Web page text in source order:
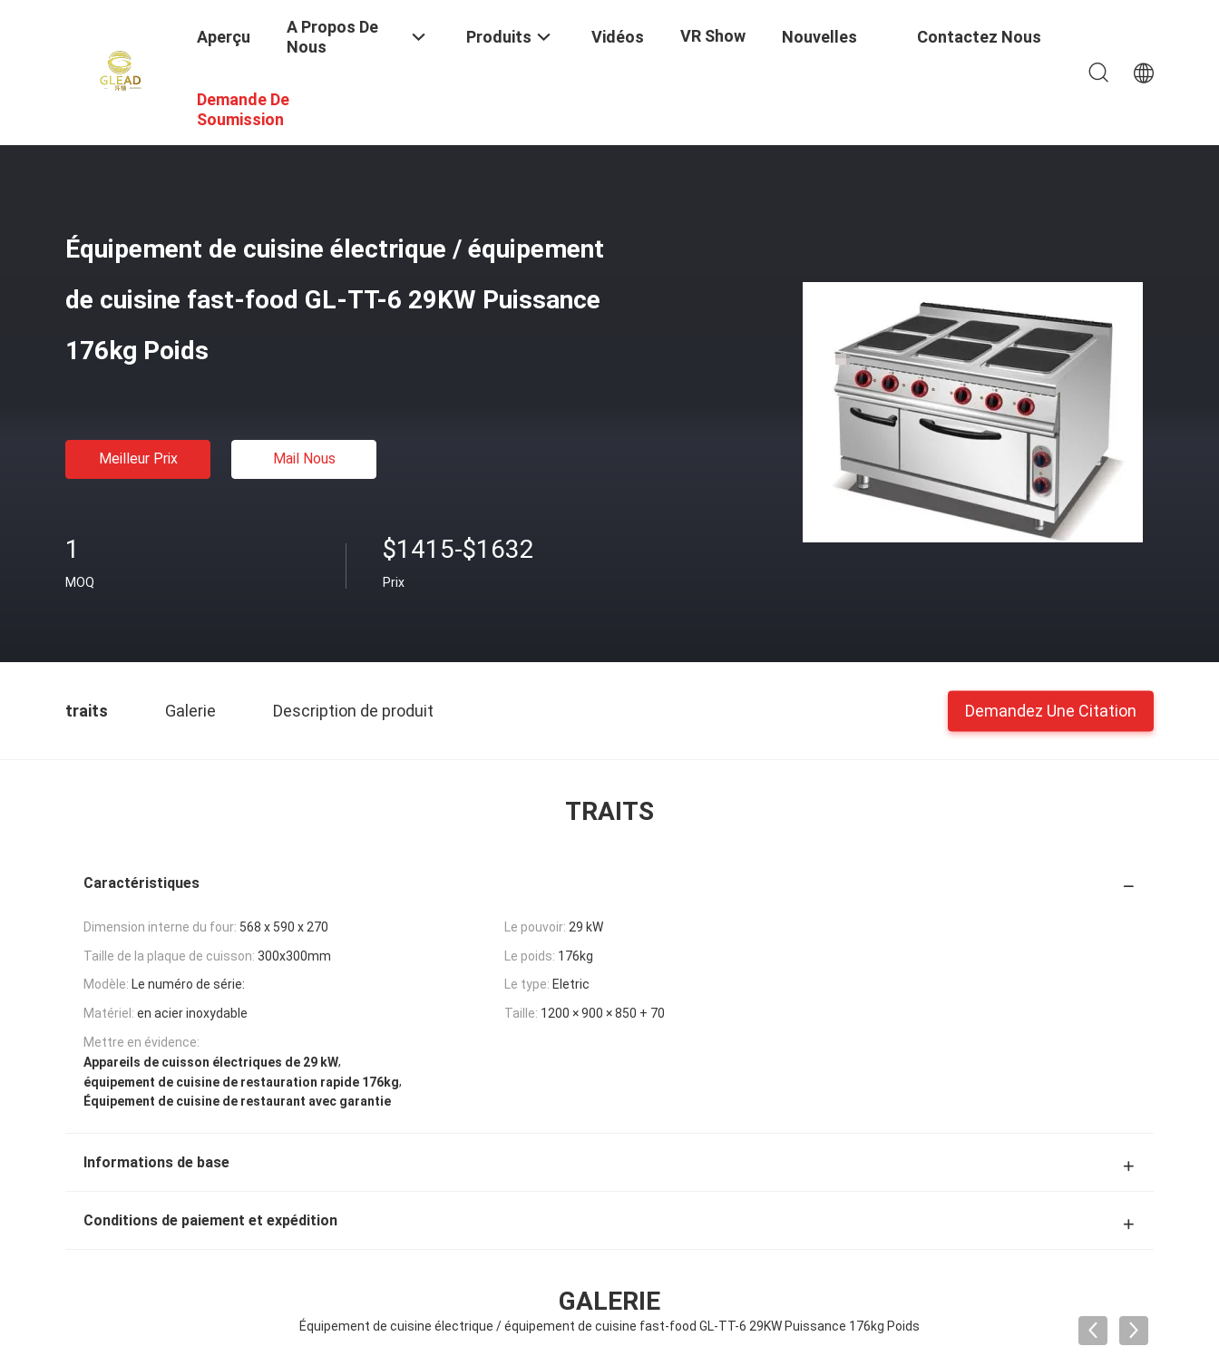
Aperçu
A Propos De
Nous
Produits Vidéos VR Show Nouvelles Contactez Nous
Demande De
Soumission
Restaurant Faisant Cuire L'équipement
Équipement de cuisine électrique / équipement
de cuisine fast-food GL-TT-6 29KW Puissance
176kg Poids
Meilleur Prix Mail Nous
1
MOQ
$1415-$1632
Prix
traits Galerie Description de produit Demandez Une Citation
TRAITS
Caractéristiques
Dimension interne du four: 568 x 590 x 270 Le pouvoir: 29 kW
Taille de la plaque de cuisson: 300x300mm Le poids: 176kg
Modèle: Le numéro de série: Le type: Eletric
Matériel: en acier inoxydable Taille: 1200 × 900 × 850 + 70
Mettre en évidence:
Appareils de cuisson électriques de 29 kW,
équipement de cuisine de restauration rapide 176kg,
Équipement de cuisine de restaurant avec garantie
Informations de base
Conditions de paiement et expédition
GALERIE
Équipement de cuisine électrique / équipement de cuisine fast-food GL-TT-6 29KW Puissance 176kg Poids